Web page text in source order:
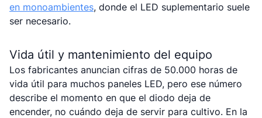
en monoambientes, donde el LED suplementario suele
ser necesario.
Vida útil y mantenimiento del equipo
Los fabricantes anuncian cifras de 50.000 horas de
vida útil para muchos paneles LED, pero ese número
describe el momento en que el diodo deja de
encender, no cuándo deja de servir para cultivo. En la